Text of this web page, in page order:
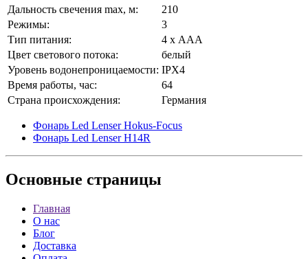
Дальность свечения max, м:
210
Режимы:
3
Тип питания:
4 х ААА
Цвет светового потока:
белый
Уровень водонепроницаемости: IPX4
Время работы, час:
64
Страна происхождения:
Германия
Фонарь Led Lenser Hokus-Focus
Фонарь Led Lenser H14R
Основные страницы
Главная
О нас
Блог
Доставка